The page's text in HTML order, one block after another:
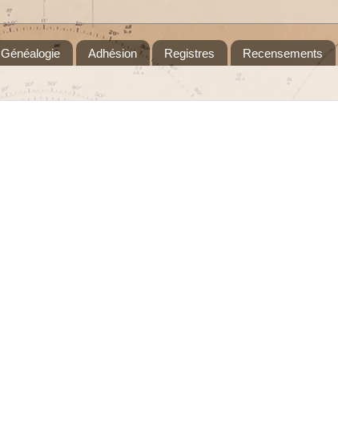
Généalogie Adhésion Registres Recensements